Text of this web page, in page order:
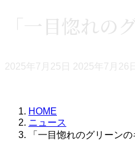
「一目惚れの
2025年7月25日
終
:
2025年7月26日
HOME
ニュース
「一目惚れのグリーン